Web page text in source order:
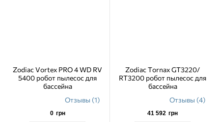
Zodiac Vortex PRO 4 WD RV
5400 робот пылесос для
бассейна
Отзывы (1)
0 грн
Zodiac Tornax GT3220/
RT3200 робот пылесос для
бассейна
Отзывы (4)
41 592 грн